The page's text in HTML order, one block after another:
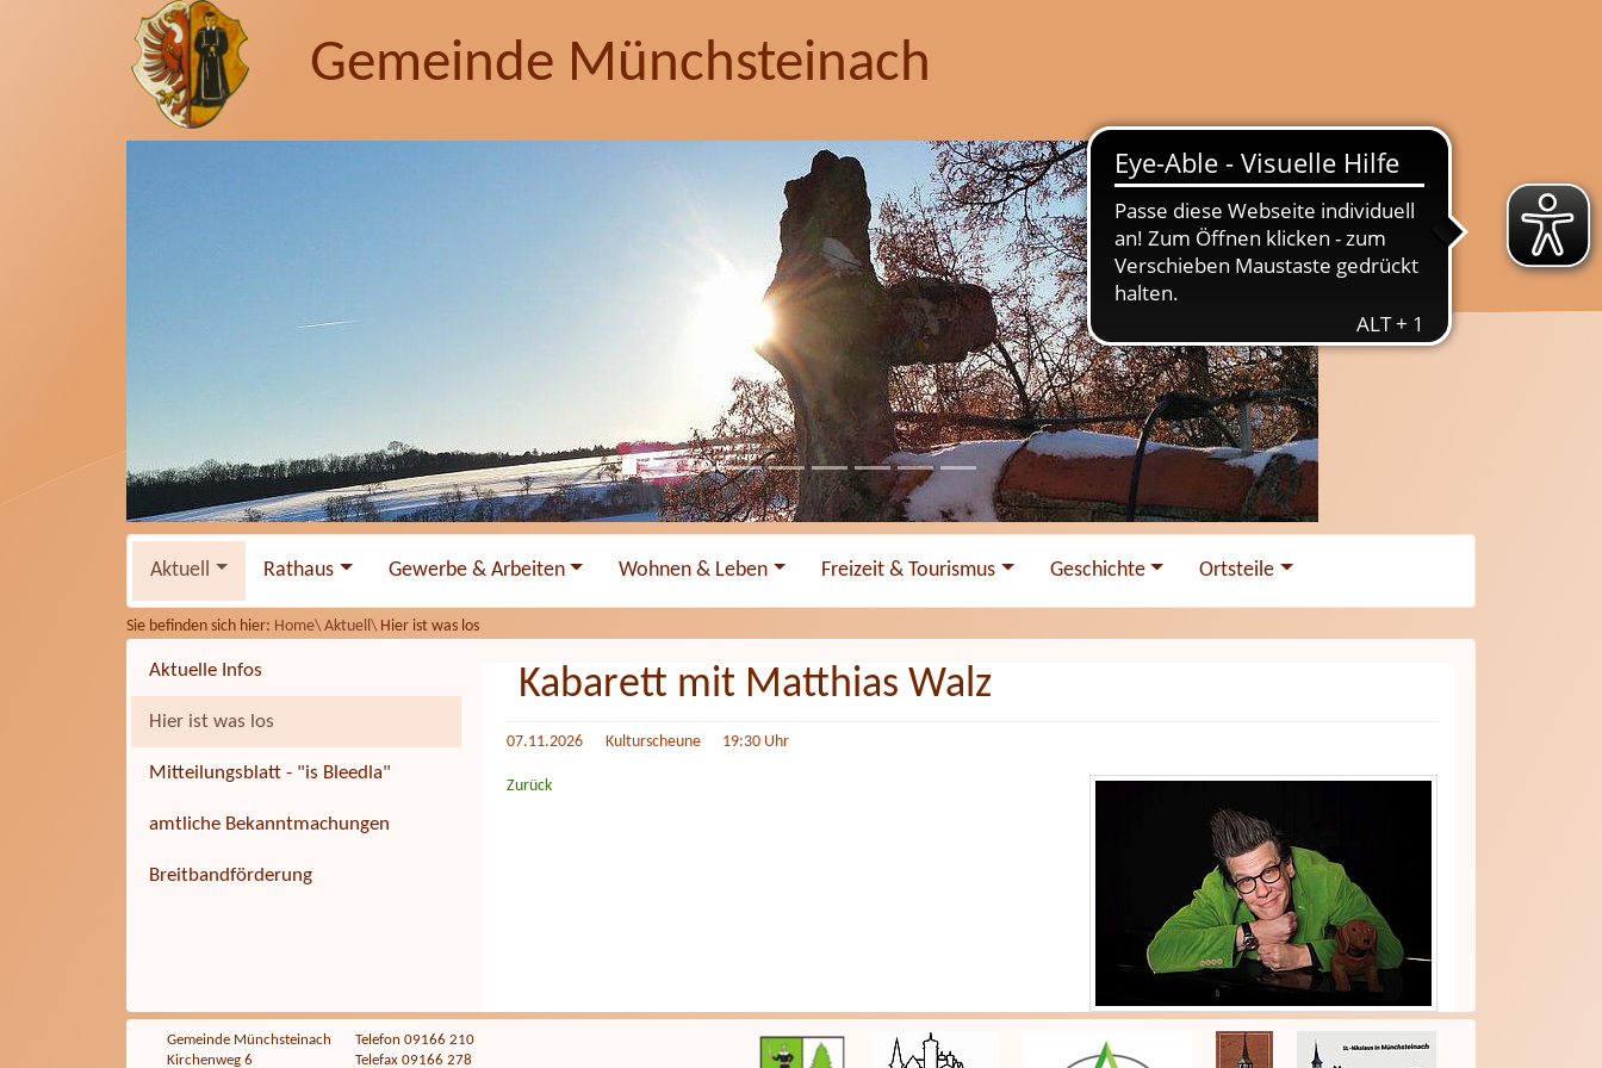
Gemeinde Münchsteinach
Aktuell Rathaus Gewerbe & Arbeiten Wohnen & Leben Freizeit & Tourismus Geschichte Ortsteile
Sie befinden sich hier: Home\ Aktuell\ Hier ist was los
Aktuelle Infos
Hier ist was los
Mitteilungsblatt - "is Bleedla"
amtliche Bekanntmachungen
Breitbandförderung
Kabarett mit Matthias Walz
07.11.2026 Kulturscheune 19:30 Uhr
Zurück
Gemeinde Münchsteinach
Kirchenweg 6
Telefon 09166 210
Telefax 09166 278